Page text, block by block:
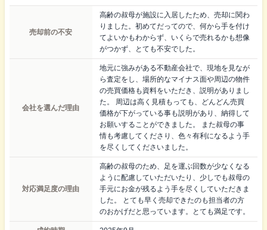
売却前の不安
高齢の叔母が施設に入居したため、売却に関わ
りました。初めてだってので、何から手を付け
てよいかもわからず、いくらで売れるかも想像
がつかず、とても不安でした。
会社を選んだ理由
地元に強みがある不動産会社で、現地を見なが
ら査定をし、場所的なマイナス面や周辺の物件
の売買価格も資料をいただき、説明がありまし
た。 周辺は高く見積もっても、どんどん売買
価格が下がっている事も説明があり、納得して
お願いすることができました。 また叔母の事
情も考慮してくださり、色々有利になるよう手
を尽くしてくださいました。
対応満足度の理由
高齢の叔母のため、足を運ぶ回数が少なくなる
ように配慮していただいたり、少しでも叔母の
手元にお金が残るよう手を尽くしていただきま
した。 とても早く売却できたのも担当者の方
のおかげだと思っています。とても満足です。